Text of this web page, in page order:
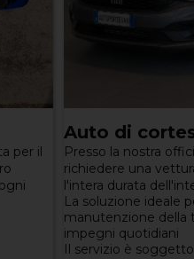
per il
Auto di
Presso la nostra
richiedere una
l'intera durata
La soluzione ideale
manutenzione della
impegni quotidiani
Il servizio è